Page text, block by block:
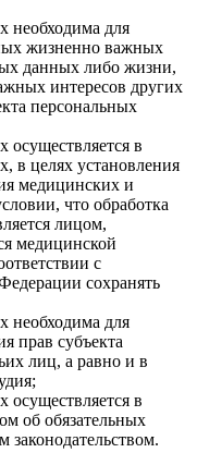
необходима для
жизненно важных
данных либо жизни,
интересов других
персональных
осуществляется в
в целях установления
медицинских и
что обработка
лицом,
медицинской
с
сохранять
необходима для
прав субъекта
лиц, а равно и в
осуществляется в
об обязательных
законодательством.